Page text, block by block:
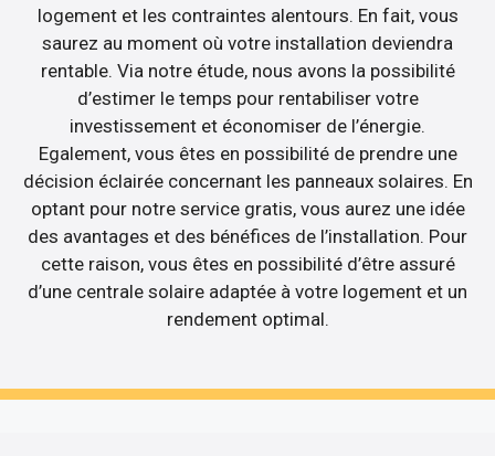
logement et les contraintes alentours. En fait, vous
saurez au moment où votre installation deviendra
rentable. Via notre étude, nous avons la possibilité
d’estimer le temps pour rentabiliser votre
investissement et économiser de l’énergie.
Egalement, vous êtes en possibilité de prendre une
décision éclairée concernant les panneaux solaires. En
optant pour notre service gratis, vous aurez une idée
des avantages et des bénéfices de l’installation. Pour
cette raison, vous êtes en possibilité d’être assuré
d’une centrale solaire adaptée à votre logement et un
rendement optimal.